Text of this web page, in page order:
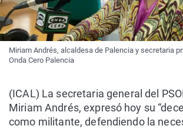
Miriam Andrés, alcaldesa de Palencia y secretaria
Onda Cero Palencia
(ICAL) La secretaria general del
Miriam Andrés, expresó hoy su
como militante, defendiendo la